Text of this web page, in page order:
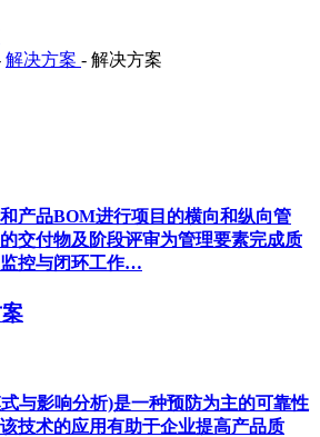
解决方案 - 解决方案
产品BOM进行项目的横向和纵向管
交付物及阶段评审为管理要素完成质
控与闭环工作…
与影响分析)是一种预防为主的可靠性
技术的应用有助于企业提高产品质